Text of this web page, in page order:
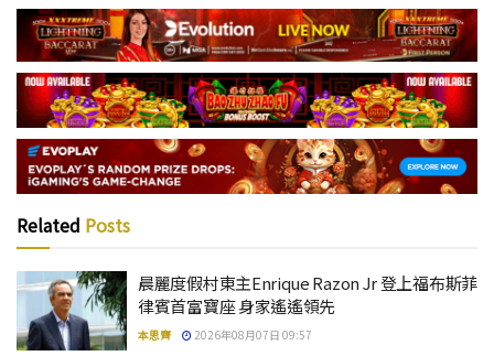
Related Posts
晨麗度假村東主Enrique Razon Jr 登上福布斯菲
律賓首富寶座 身家遙遙領先
本思齊 2026年08月07日 09:57